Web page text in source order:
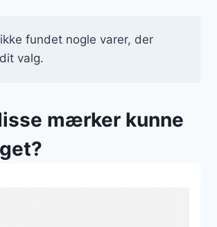
fundet nogle varer, der
valg.
mærker kunne